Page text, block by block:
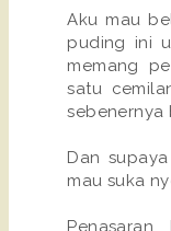
Aku mau
puding ini
memang
satu
sebenernya
Dan
mau suka